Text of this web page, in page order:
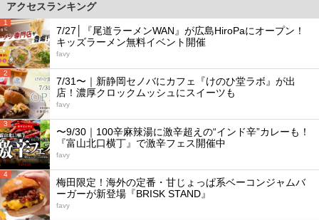
アクセスランキング
1
7/27│『尾道ラーメンWAN』が広島HiroPaにオープン！
キッズラーメン無料イベント開催
favy
2
7/31〜｜新静岡セノバにカフェ『けのひ堂ラボ』が出
店！濃厚クロックムッシュにスイーツも
favy
3
〜9/30｜100辛麻辣湯に激辛超えの“インド辛”カレーも！
『富山北口横丁』で激辛フェス開催中
favy
4
梅田限定！海外の定番・甘じょっぱ系ベーコンジャムバ
ーガーが新登場『BRISK STAND』
favy